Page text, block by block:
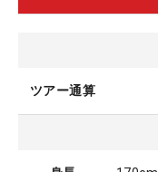
ツアー通算